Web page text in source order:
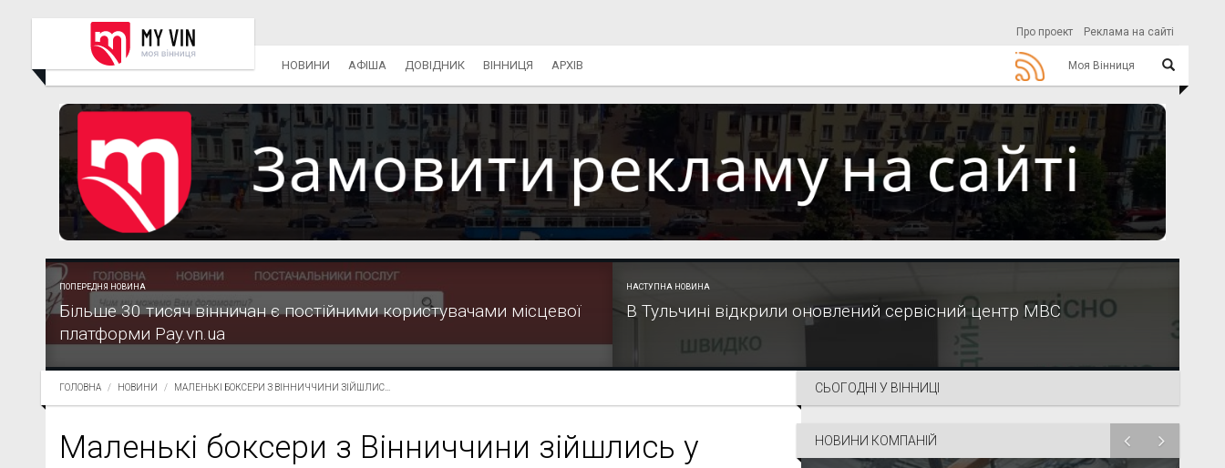
Про проект Реклама на сайті
Моя Вінниця
НОВИНИ АФІША ДОВІДНИК ВІННИЦЯ АРХІВ
ПОПЕРЕДНЯ НОВИНА
Більше 30 тисяч вінничан є постійними користувачами місцевої
платформи Pay.vn.ua
НАСТУПНА НОВИНА
В Тульчині відкрили оновлений сервісний центр МВС
ГОЛОВНА НОВИНИ МАЛЕНЬКІ БОКСЕРИ З ВІННИЧЧИНИ ЗІЙШЛИС...
Маленькі боксери з Вінниччини зійшлись у
СЬОГОДНІ У ВІННИЦІ
НОВИНИ КОМПАНІЙ